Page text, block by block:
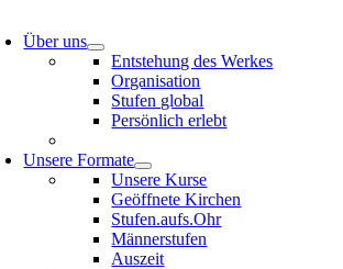
Über uns
Entstehung des Werkes
Organisation
Stufen global
Persönlich erlebt
Unsere Formate
Unsere Kurse
Geöffnete Kirchen
Stufen.aufs.Ohr
Männerstufen
Auszeit